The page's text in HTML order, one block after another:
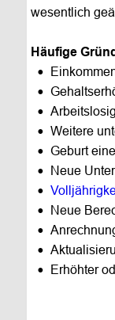
wesentlich
Häufige
•
•
•
• Weitere
• Geburt
• Neue
•
• Neue
•
•
• Erhöhter